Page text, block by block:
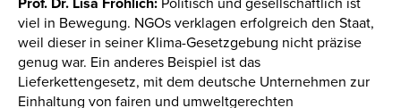
Prof. Dr. Lisa Fröhlich: Politisch und gesellschaftlich ist
viel in Bewegung. NGOs verklagen erfolgreich den Staat,
weil dieser in seiner Klima-Gesetzgebung nicht präzise
genug war. Ein anderes Beispiel ist das
Lieferkettengesetz, mit dem deutsche Unternehmen zur
Einhaltung von fairen und umweltgerechten